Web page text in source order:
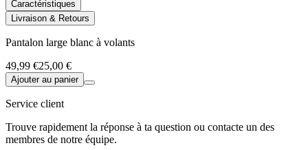
Caractéristiques
Livraison & Retours
Pantalon large blanc à volants
49,99 €25,00 €
Ajouter au panier
Service client
Trouve rapidement la réponse à ta question ou contacte un des
membres de notre équipe.